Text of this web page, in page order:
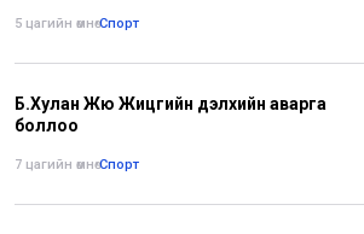
5 цагийн өмнө•Спорт
Б.Хулан Жюү Жицүгийн дэлхийн аварга
боллоо
7 цагийн өмнө•Спорт